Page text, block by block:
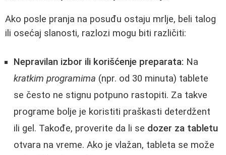
Ako posle pranja na posuđu ostaju mrlje, beli talog
ili osećaj slanosti, razlozi mogu biti različiti:
Nepravilan izbor ili korišćenje preparata: Na
kratkim programima (npr. od 30 minuta) tablete
se često ne stignu potpuno rastopiti. Za takve
programe bolje je koristiti praškasti deterdžent
ili gel. Takođe, proverite da li se dozer za tabletu
otvara na vreme. Ako je vlažan, tableta se može